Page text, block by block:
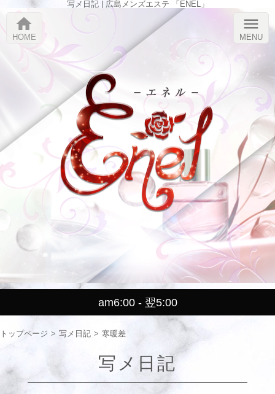
写メ日記 | 広島メンズエステ 「ENEL」
am6:00 - 翌5:00
home
HOME
menu
MENU
トップページ 写メ日記 寒暖差
写メ日記